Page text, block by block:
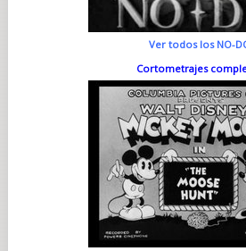
Ver todos los NO-
Cortometrajes